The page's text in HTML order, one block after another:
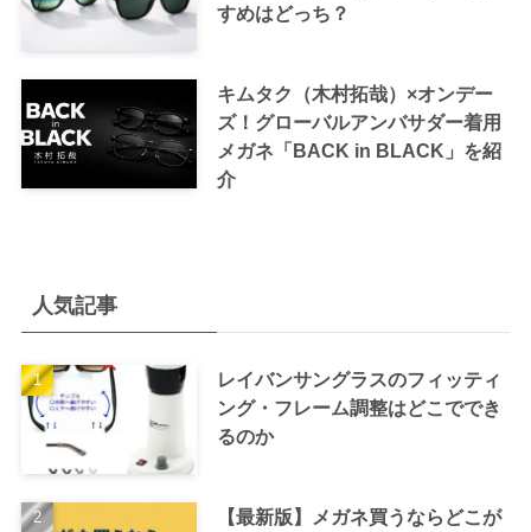
すめはどっち？
キムタク（木村拓哉）×オンデー
ズ！グローバルアンバサダー着用
メガネ「BACK in BLACK」を紹
介
人気記事
レイバンサングラスのフィッティ
ング・フレーム調整はどこででき
るのか
【最新版】メガネ買うならどこが